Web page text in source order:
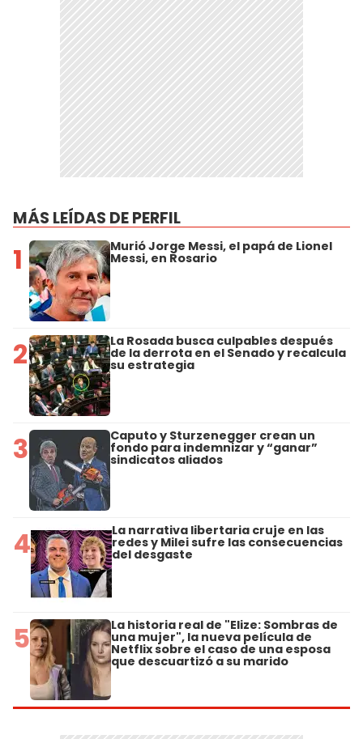
MÁS LEÍDAS DE PERFIL
1 Murió Jorge Messi, el papá de Lionel
Messi, en Rosario
2 La Rosada busca culpables después
de la derrota en el Senado y recalcula
su estrategia
3 Caputo y Sturzenegger crean un
fondo para indemnizar y “ganar”
sindicatos aliados
4 La narrativa libertaria cruje en las
redes y Milei sufre las consecuencias
del desgaste
5 La historia real de "Elize: Sombras de
una mujer", la nueva película de
Netflix sobre el caso de una esposa
que descuartizó a su marido